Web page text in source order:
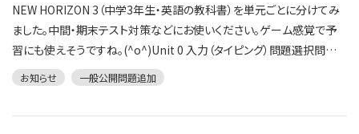
NEW HORIZON 3（中学3年生・英語の教科書）を単元ごとに分けてみ
ました。中間・期末テスト対策などにお使いください。ゲーム感覚で予
習にも使えそうですね。(^o^)Unit 0 入力（タイピング）問題選択問題
Unit 1 入力（タイピング）問題選択問題Daily Scene 1 入力（タイピン
グ）問題選択問題Presentation 1 入力（タイピング）問題選択問題
お知らせ 一般公開問題追加